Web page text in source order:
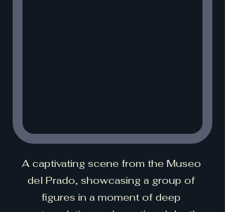
A captivating scene from the Museo
del Prado, showcasing a group of
figures in a moment of deep